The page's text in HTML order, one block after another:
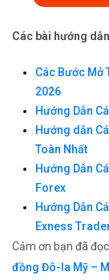
Các bài hướng
Các Bước Mở
2026
Hướng Dẫn
Hướng dẫn
Toàn Nhất
Hướng Dẫn
Forex
Hướng Dẫn
Exness
Cảm ơn bạn đã
đồng Đô-la Mỹ –